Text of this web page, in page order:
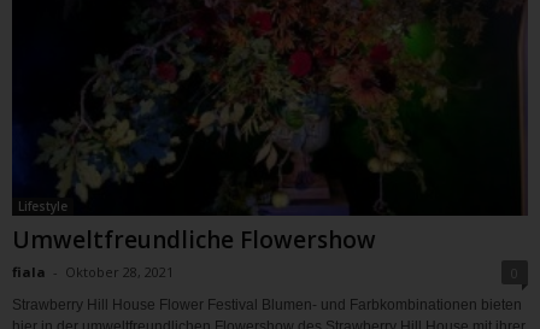
Lifestyle
Umweltfreundliche Flowershow
fiala - Oktober 28, 2021
Strawberry Hill House Flower Festival Blumen- und Farbkombinationen bieten